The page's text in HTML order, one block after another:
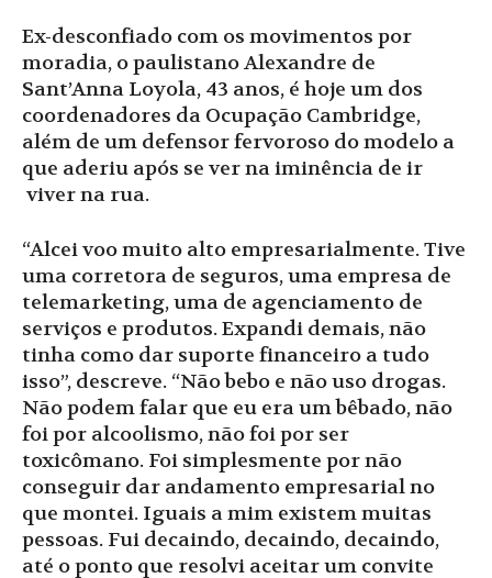
Ex-desconfiado com os movimentos por
moradia, o paulistano Alexandre de
Sant’Anna Loyola, 43 anos, é hoje um dos
coordenadores da Ocupação Cambridge,
além de um defensor fervoroso do modelo a
que aderiu após se ver na iminência de ir
viver na rua.
“Alcei voo muito alto empresarialmente. Tive
uma corretora de seguros, uma empresa de
telemarketing, uma de agenciamento de
serviços e produtos. Expandi demais, não
tinha como dar suporte financeiro a tudo
isso”, descreve. “Não bebo e não uso drogas.
Não podem falar que eu era um bêbado, não
foi por alcoolismo, não foi por ser
toxicômano. Foi simplesmente por não
conseguir dar andamento empresarial no
que montei. Iguais a mim existem muitas
pessoas. Fui decaindo, decaindo, decaindo,
até o ponto que resolvi aceitar um convite